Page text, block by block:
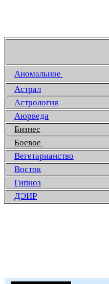
Аномальное
Астрал
Астрология
Аюрведа
Бизнес
Боевое
Вегетарианство
Восток
Гипноз
ДЭИР